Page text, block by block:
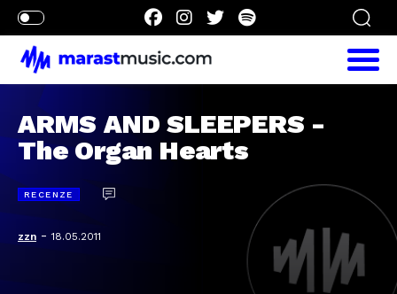
ARMS AND SLEEPERS -
The Organ Hearts
RECENZE
zzn -18.05.2011